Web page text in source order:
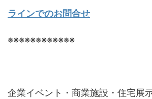
ラインでのお問合せ
※※※※※※※※※※※※
企業イベント・商業施設・住宅展